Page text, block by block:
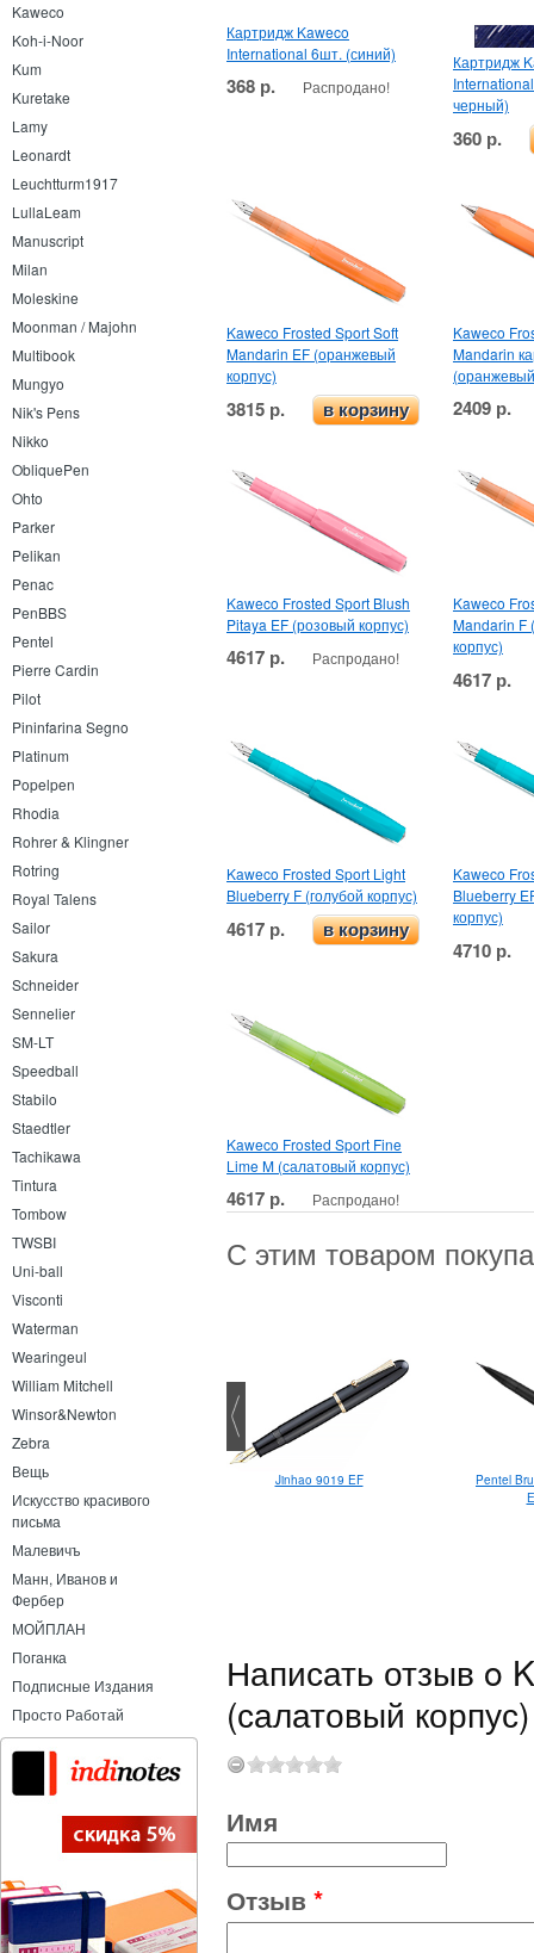
Kaweco
Koh-i-Noor
Kum
Kuretake
Lamy
Leonardt
Leuchtturm1917
LullaLeam
Manuscript
Milan
Moleskine
Moonman / Majohn
Multibook
Mungyo
Nik's Pens
Nikko
ObliquePen
Ohto
Parker
Pelikan
Penac
PenBBS
Pentel
Pierre Cardin
Pilot
Pininfarina Segno
Platinum
Popelpen
Rhodia
Rohrer & Klingner
Rotring
Royal Talens
Sailor
Sakura
Schneider
Sennelier
SM-LT
Speedball
Stabilo
Staedtler
Tachikawa
Tintura
Tombow
TWSBI
Uni-ball
Visconti
Waterman
Wearingeul
William Mitchell
Winsor&Newton
Zebra
Вещь
Искусство красивого
письма
Малевичъ
Манн, Иванов и
Фербер
МОЙПЛАН
Поганка
Подписные Издания
Просто Работай
Картридж Kaweco
International 6шт. (синий)
368 р. Распродано!
Картридж
черный)
360 р.
Kaweco Frosted Sport Soft
Mandarin EF (оранжевый
корпус)
3815 р. в корзину
Kaweco
Mandarin
2409 р.
Kaweco Frosted Sport Blush
Pitaya EF (розовый корпус)
4617 р. Распродано!
Kaweco
Mandarin F
корпус)
4617 р.
Kaweco Frosted Sport Light
Blueberry F (голубой корпус)
4617 р. в корзину
Kaweco
Blueberry
корпус)
4710 р.
Kaweco Frosted Sport Fine
Lime M (салатовый корпус)
4617 р. Распродано!
С этим товаром
Бумага Arm.pen для
каллиграфии Verge
Jinhao 9019 EF
Pentel
Написать отзыв o
(салатовый корпус)
Имя
Отзыв *